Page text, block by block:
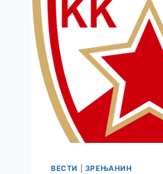
ЗГРАДЕ
СРПСКЕ
ЗАДРУЖНЕ
БАНКЕ
ВЕСТИ ЗРЕЊАНИН